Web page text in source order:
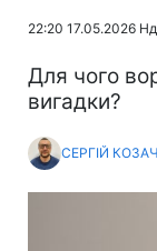
22:20 17.05.2026 Нд
Для чого
вигадки?
СЕРГІЙ